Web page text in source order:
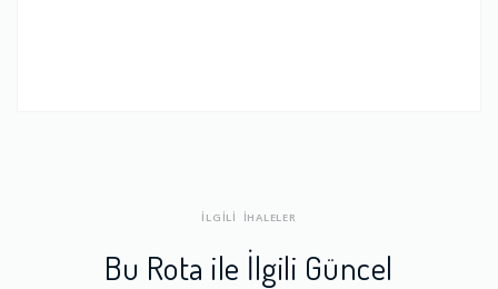
İLGİLİ İHALELER
Bu Rota ile İlgili Güncel